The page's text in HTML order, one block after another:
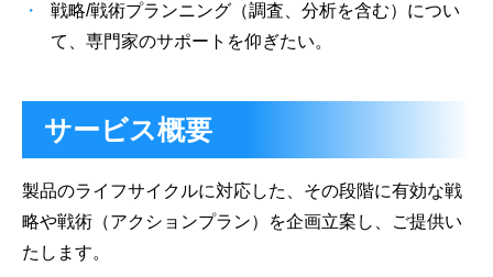
戦略/戦術プランニング（調査、分析を含む）につい
て、専門家のサポートを仰ぎたい。
サービス概要
製品のライフサイクルに対応した、その段階に有効な戦
略や戦術（アクションプラン）を企画立案し、ご提供い
たします。